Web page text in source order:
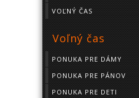
VOĽNÝ ČAS
Voľný čas
PONUKA PRE DÁMY
PONUKA PRE PÁNOV
PONUKA PRE DETI